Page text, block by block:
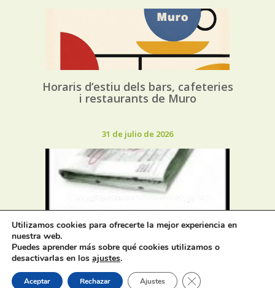
Horaris d’estiu dels bars, cafeteries
i restaurants de Muro
31 de julio de 2026
Oferta de Trabajo: SAD, SERVICIO
31 de julio de 2026
Utilizamos cookies para ofrecerte la mejor experiencia en
nuestra web.
Puedes aprender más sobre qué cookies utilizamos o
desactivarlas en los ajustes.
Aceptar Rechazar Ajustes Cerrar el banner de